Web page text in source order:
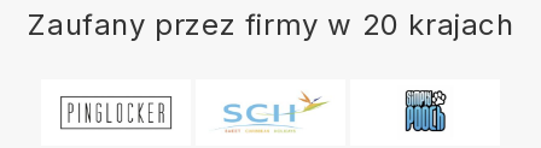
Zaufany przez firmy w 20 krajach